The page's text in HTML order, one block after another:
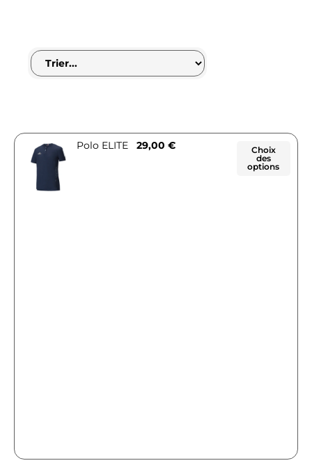
Polo ELITE 29,00 €
Choix
des
options